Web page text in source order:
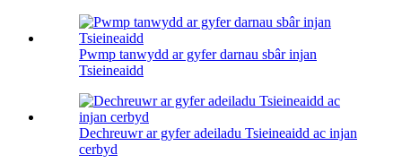
Pwmp tanwydd ar gyfer darnau sbâr injan
Tsieineaidd
Dechreuwr ar gyfer adeiladu Tsieineaidd ac injan
cerbyd